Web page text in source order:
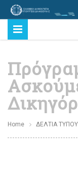
Home ΔΕΛΤΙΑ ΤΥΠΟΥ